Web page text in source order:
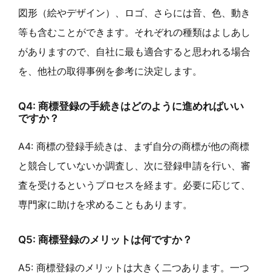
図形（絵やデザイン）、ロゴ、さらには音、色、動き
等も含むことができます。それぞれの種類はよしあし
がありますので、自社に最も適合すると思われる場合
を、他社の取得事例を参考に決定します。
Q4: 商標登録の手続きはどのように進めればいい
ですか？
A4: 商標の登録手続きは、まず自分の商標が他の商標
と競合していないか調査し、次に登録申請を行い、審
査を受けるというプロセスを経ます。必要に応じて、
専門家に助けを求めることもあります。
Q5: 商標登録のメリットは何ですか？
A5: 商標登録のメリットは大きく二つあります。一つ